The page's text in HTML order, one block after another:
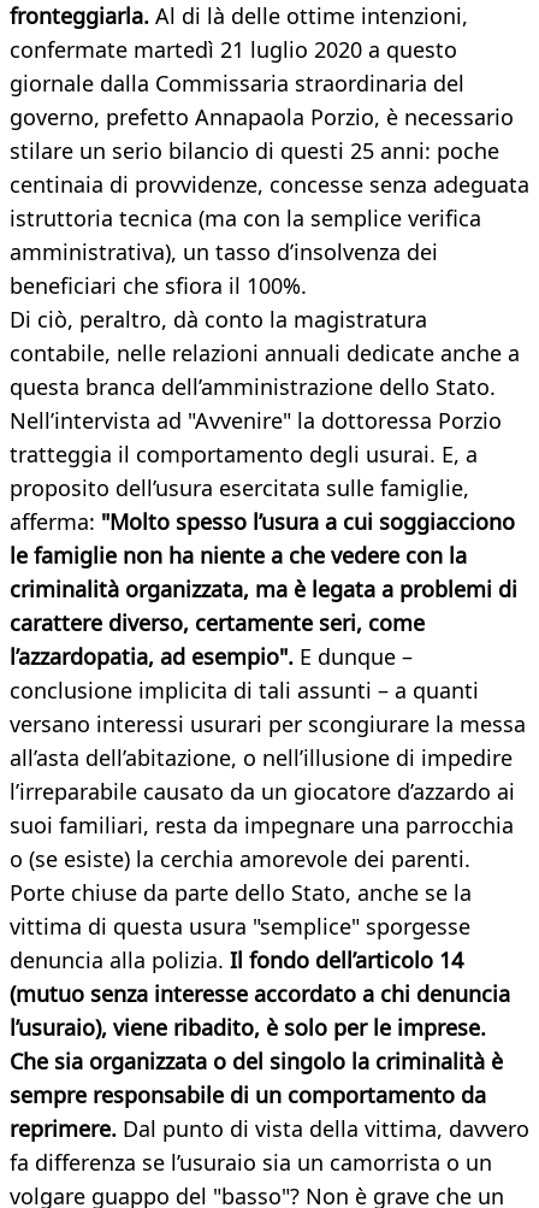
fronteggiarla. Al di là delle ottime intenzioni,
confermate martedì 21 luglio 2020 a questo
giornale dalla Commissaria straordinaria del
governo, prefetto Annapaola Porzio, è necessario
stilare un serio bilancio di questi 25 anni: poche
centinaia di provvidenze, concesse senza adeguata
istruttoria tecnica (ma con la semplice verifica
amministrativa), un tasso d’insolvenza dei
beneficiari che sfiora il 100%.
Di ciò, peraltro, dà conto la magistratura
contabile, nelle relazioni annuali dedicate anche a
questa branca dell’amministrazione dello Stato.
Nell’intervista ad "Avvenire" la dottoressa Porzio
tratteggia il comportamento degli usurai. E, a
proposito dell’usura esercitata sulle famiglie,
afferma: "Molto spesso l’usura a cui soggiacciono
le famiglie non ha niente a che vedere con la
criminalità organizzata, ma è legata a problemi di
carattere diverso, certamente seri, come
l’azzardopatia, ad esempio". E dunque –
conclusione implicita di tali assunti – a quanti
versano interessi usurari per scongiurare la messa
all’asta dell’abitazione, o nell’illusione di impedire
l’irreparabile causato da un giocatore d’azzardo ai
suoi familiari, resta da impegnare una parrocchia
o (se esiste) la cerchia amorevole dei parenti.
Porte chiuse da parte dello Stato, anche se la
vittima di questa usura "semplice" sporgesse
denuncia alla polizia. Il fondo dell’articolo 14
(mutuo senza interesse accordato a chi denuncia
l’usuraio), viene ribadito, è solo per le imprese.
Che sia organizzata o del singolo la criminalità è
sempre responsabile di un comportamento da
reprimere. Dal punto di vista della vittima, davvero
fa differenza se l’usuraio sia un camorrista o un
volgare guappo del "basso"? Non è grave che un